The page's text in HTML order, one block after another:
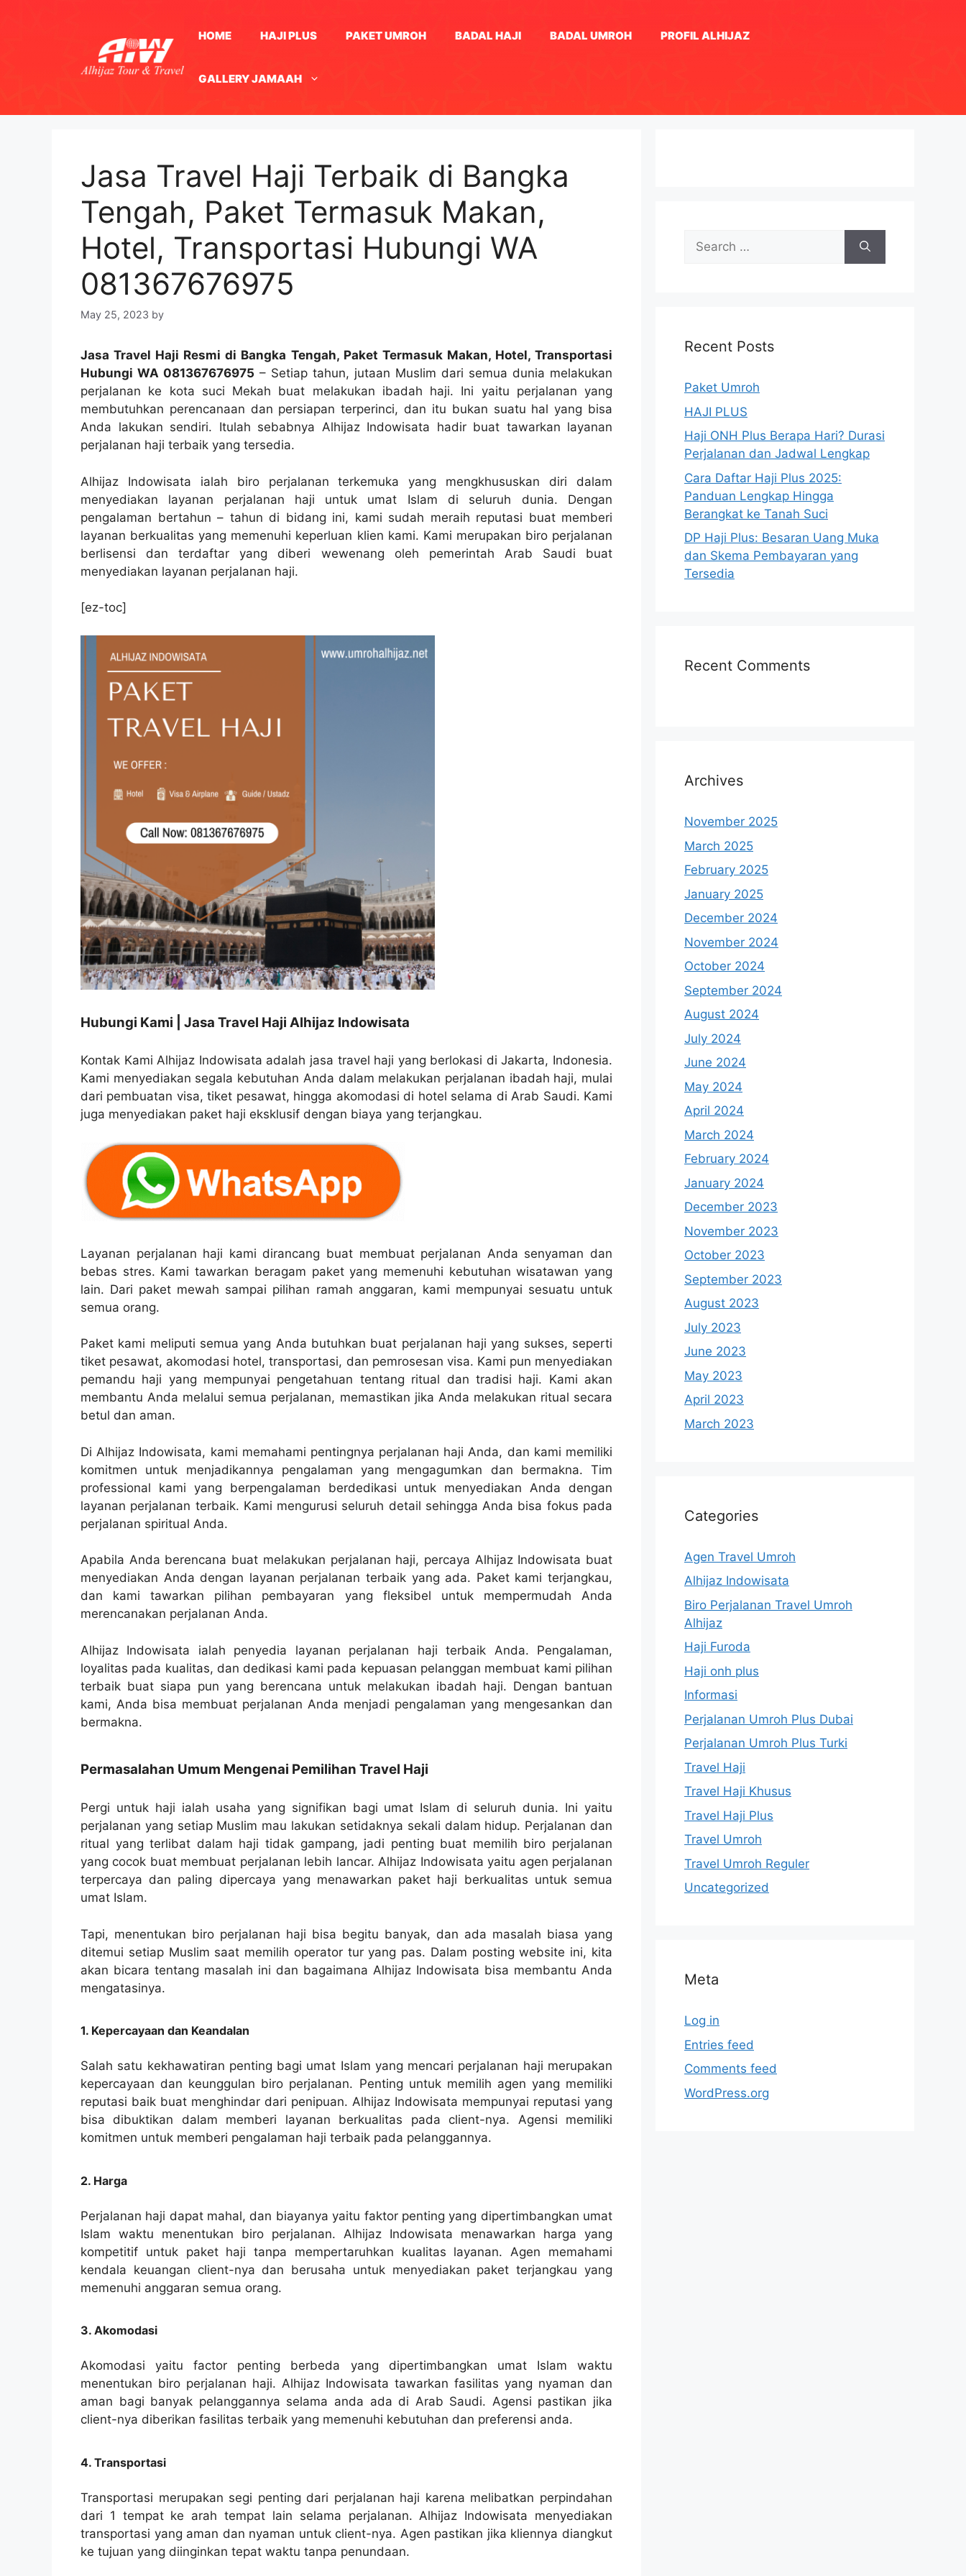
HOME HAJI PLUS PAKET UMROH BADAL HAJI BADAL UMROH PROFIL ALHIJAZ
GALLERY JAMAAH
Jasa Travel Haji Terbaik di Bangka
Tengah, Paket Termasuk Makan,
Hotel, Transportasi Hubungi WA
081367676975
May 25, 2023 by
Jasa Travel Haji Resmi di Bangka Tengah, Paket Termasuk Makan, Hotel, Transportasi
Hubungi WA 081367676975 – Setiap tahun, jutaan Muslim dari semua dunia melakukan
perjalanan ke kota suci Mekah buat melakukan ibadah haji. Ini yaitu perjalanan yang
membutuhkan perencanaan dan persiapan terperinci, dan itu bukan suatu hal yang bisa
Anda lakukan sendiri. Itulah sebabnya Alhijaz Indowisata hadir buat tawarkan layanan
perjalanan haji terbaik yang tersedia.
Alhijaz Indowisata ialah biro perjalanan terkemuka yang mengkhususkan diri dalam
menyediakan layanan perjalanan haji untuk umat Islam di seluruh dunia. Dengan
pengalaman bertahun – tahun di bidang ini, kami sudah meraih reputasi buat memberi
layanan berkualitas yang memenuhi keperluan klien kami. Kami merupakan biro perjalanan
berlisensi dan terdaftar yang diberi wewenang oleh pemerintah Arab Saudi buat
menyediakan layanan perjalanan haji.
[ez-toc]
Hubungi Kami | Jasa Travel Haji Alhijaz Indowisata
Kontak Kami Alhijaz Indowisata adalah jasa travel haji yang berlokasi di Jakarta, Indonesia.
Kami menyediakan segala kebutuhan Anda dalam melakukan perjalanan ibadah haji, mulai
dari pembuatan visa, tiket pesawat, hingga akomodasi di hotel selama di Arab Saudi. Kami
juga menyediakan paket haji eksklusif dengan biaya yang terjangkau.
Layanan perjalanan haji kami dirancang buat membuat perjalanan Anda senyaman dan
bebas stres. Kami tawarkan beragam paket yang memenuhi kebutuhan wisatawan yang
lain. Dari paket mewah sampai pilihan ramah anggaran, kami mempunyai sesuatu untuk
semua orang.
Paket kami meliputi semua yang Anda butuhkan buat perjalanan haji yang sukses, seperti
tiket pesawat, akomodasi hotel, transportasi, dan pemrosesan visa. Kami pun menyediakan
pemandu haji yang mempunyai pengetahuan tentang ritual dan tradisi haji. Kami akan
membantu Anda melalui semua perjalanan, memastikan jika Anda melakukan ritual secara
betul dan aman.
Di Alhijaz Indowisata, kami memahami pentingnya perjalanan haji Anda, dan kami memiliki
komitmen untuk menjadikannya pengalaman yang mengagumkan dan bermakna. Tim
professional kami yang berpengalaman berdedikasi untuk menyediakan Anda dengan
layanan perjalanan terbaik. Kami mengurusi seluruh detail sehingga Anda bisa fokus pada
perjalanan spiritual Anda.
Apabila Anda berencana buat melakukan perjalanan haji, percaya Alhijaz Indowisata buat
menyediakan Anda dengan layanan perjalanan terbaik yang ada. Paket kami terjangkau,
dan kami tawarkan pilihan pembayaran yang fleksibel untuk mempermudah Anda
merencanakan perjalanan Anda.
Alhijaz Indowisata ialah penyedia layanan perjalanan haji terbaik Anda. Pengalaman,
loyalitas pada kualitas, dan dedikasi kami pada kepuasan pelanggan membuat kami pilihan
terbaik buat siapa pun yang berencana untuk melakukan ibadah haji. Dengan bantuan
kami, Anda bisa membuat perjalanan Anda menjadi pengalaman yang mengesankan dan
bermakna.
Permasalahan Umum Mengenai Pemilihan Travel Haji
Pergi untuk haji ialah usaha yang signifikan bagi umat Islam di seluruh dunia. Ini yaitu
perjalanan yang setiap Muslim mau lakukan setidaknya sekali dalam hidup. Perjalanan dan
ritual yang terlibat dalam haji tidak gampang, jadi penting buat memilih biro perjalanan
yang cocok buat membuat perjalanan lebih lancar. Alhijaz Indowisata yaitu agen perjalanan
terpercaya dan paling dipercaya yang menawarkan paket haji berkualitas untuk semua
umat Islam.
Tapi, menentukan biro perjalanan haji bisa begitu banyak, dan ada masalah biasa yang
ditemui setiap Muslim saat memilih operator tur yang pas. Dalam posting website ini, kita
akan bicara tentang masalah ini dan bagaimana Alhijaz Indowisata bisa membantu Anda
mengatasinya.
1. Kepercayaan dan Keandalan
Salah satu kekhawatiran penting bagi umat Islam yang mencari perjalanan haji merupakan
kepercayaan dan keunggulan biro perjalanan. Penting untuk memilih agen yang memiliki
reputasi baik buat menghindar dari penipuan. Alhijaz Indowisata mempunyai reputasi yang
bisa dibuktikan dalam memberi layanan berkualitas pada client-nya. Agensi memiliki
komitmen untuk memberi pengalaman haji terbaik pada pelanggannya.
2. Harga
Perjalanan haji dapat mahal, dan biayanya yaitu faktor penting yang dipertimbangkan umat
Islam waktu menentukan biro perjalanan. Alhijaz Indowisata menawarkan harga yang
kompetitif untuk paket haji tanpa mempertaruhkan kualitas layanan. Agen memahami
kendala keuangan client-nya dan berusaha untuk menyediakan paket terjangkau yang
memenuhi anggaran semua orang.
3. Akomodasi
Akomodasi yaitu factor penting berbeda yang dipertimbangkan umat Islam waktu
menentukan biro perjalanan haji. Alhijaz Indowisata tawarkan fasilitas yang nyaman dan
aman bagi banyak pelanggannya selama anda ada di Arab Saudi. Agensi pastikan jika
client-nya diberikan fasilitas terbaik yang memenuhi kebutuhan dan preferensi anda.
4. Transportasi
Transportasi merupakan segi penting dari perjalanan haji karena melibatkan perpindahan
dari 1 tempat ke arah tempat lain selama perjalanan. Alhijaz Indowisata menyediakan
transportasi yang aman dan nyaman untuk client-nya. Agen pastikan jika kliennya diangkut
ke tujuan yang diinginkan tepat waktu tanpa penundaan.
Search
for:
Recent Posts
Paket Umroh
HAJI PLUS
Haji ONH Plus Berapa Hari? Durasi
Perjalanan dan Jadwal Lengkap
Cara Daftar Haji Plus 2025:
Panduan Lengkap Hingga
Berangkat ke Tanah Suci
DP Haji Plus: Besaran Uang Muka
dan Skema Pembayaran yang
Tersedia
Recent Comments
Archives
November 2025
March 2025
February 2025
January 2025
December 2024
November 2024
October 2024
September 2024
August 2024
July 2024
June 2024
May 2024
April 2024
March 2024
February 2024
January 2024
December 2023
November 2023
October 2023
September 2023
August 2023
July 2023
June 2023
May 2023
April 2023
March 2023
Categories
Agen Travel Umroh
Alhijaz Indowisata
Biro Perjalanan Travel Umroh
Alhijaz
Haji Furoda
Haji onh plus
Informasi
Perjalanan Umroh Plus Dubai
Perjalanan Umroh Plus Turki
Travel Haji
Travel Haji Khusus
Travel Haji Plus
Travel Umroh
Travel Umroh Reguler
Uncategorized
Meta
Log in
Entries feed
Comments feed
WordPress.org